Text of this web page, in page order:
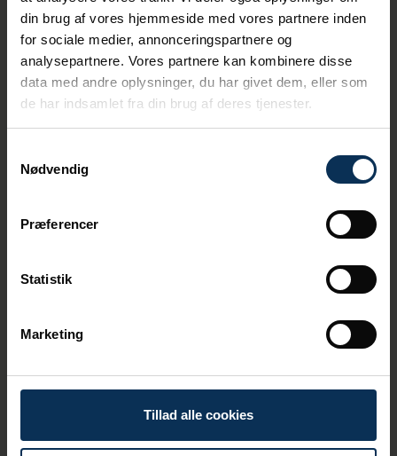
din brug af vores hjemmeside med vores partnere inden
for sociale medier, annonceringspartnere og
analysepartnere. Vores partnere kan kombinere disse
data med andre oplysninger, du har givet dem, eller som
de har indsamlet fra din brug af deres tjenester.
Nødvendig
Præferencer
Statistik
Marketing
Tillad alle cookies
working to ensure an efficient reception
system that contributes to environmentally
sound management of ship operational
waste.
We want to make it easy for ships to
dispose of waste in our port, which can be a
marine environment.
Read more about our ship waste
Other Port Services